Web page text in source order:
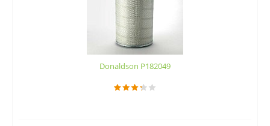
Donaldson P182049